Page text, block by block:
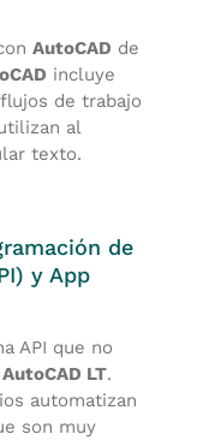
AutoCAD de
incluye
de trabajo
al
texto.
de
y App
API que no
AutoCAD LT.
automatizan
son muy